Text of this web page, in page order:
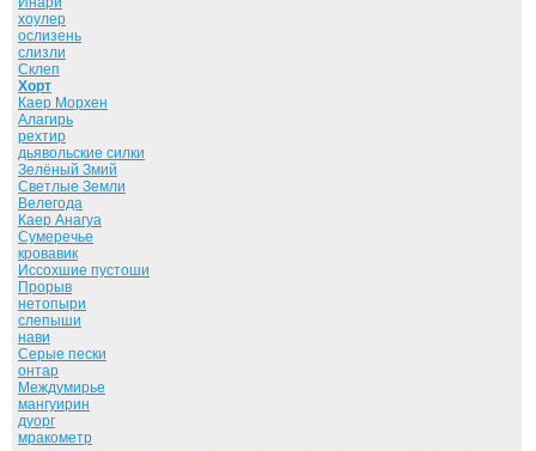
хоулер
ослизень
слизли
Склеп
Хорт
Каер Морхен
Алагирь
рехтир
дьявольские силки
Зелёный Змий
Светлые Земли
Велегода
Каер Анагуа
Сумеречье
кровавик
Иссохшие пустоши
Прорыв
нетопыри
слепыши
нави
Серые пески
онтар
Междумирье
мангуирин
дуорг
мракометр